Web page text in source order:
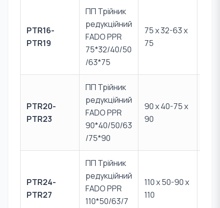
PTR16-
PTR19
ПП Трійник
редукційний
FADO PPR
75*32/40/50
/63*75
75 х 32-63 х
75
PTR20-
PTR23
ПП Трійник
редукційний
FADO PPR
90*40/50/63
/75*90
90 х 40-75 х
90
PTR24-
PTR27
ПП Трійник
редукційний
FADO PPR
110*50/63/7
110 х 50-90 х
110